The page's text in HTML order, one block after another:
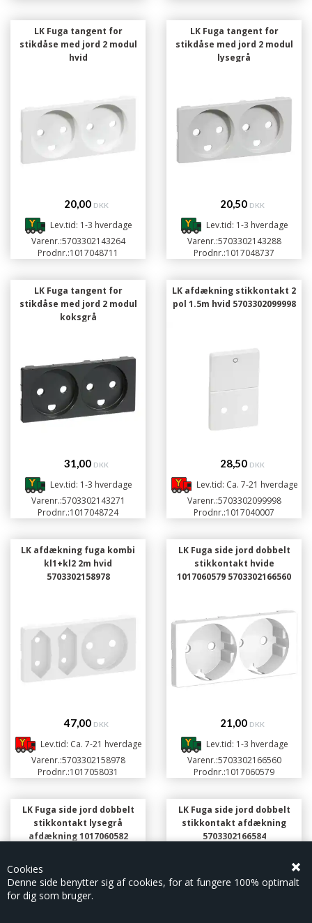
Cookies
Denne side benytter sig af cookies, for at fungere 100% optimalt
for dig som bruger.
LK Fuga tangent for
stikdåse med jord 2 modul
hvid
20,00 DKK
Lev.tid: 1-3 hverdage
Varenr.:5703302143264
Prodnr.:1017048711
LK Fuga tangent for
stikdåse med jord 2 modul
lysegrå
20,50 DKK
Lev.tid: 1-3 hverdage
Varenr.:5703302143288
Prodnr.:1017048737
LK Fuga tangent for
stikdåse med jord 2 modul
koksgrå
31,00 DKK
Lev.tid: 1-3 hverdage
Varenr.:5703302143271
Prodnr.:1017048724
LK afdækning stikkontakt 2
pol 1.5m hvid 5703302099998
28,50 DKK
Lev.tid: Ca. 7-21 hverdage
Varenr.:5703302099998
Prodnr.:1017040007
LK afdækning fuga kombi
kl1+kl2 2m hvid
5703302158978
47,00 DKK
Lev.tid: Ca. 7-21 hverdage
Varenr.:5703302158978
Prodnr.:1017058031
LK Fuga side jord dobbelt
stikkontakt hvide
1017060579 5703302166560
21,00 DKK
Lev.tid: 1-3 hverdage
Varenr.:5703302166560
Prodnr.:1017060579
LK Fuga side jord dobbelt
stikkontakt lysegrå
afdækning 1017060582
LK Fuga side jord dobbelt
stikkontakt afdækning
5703302166584